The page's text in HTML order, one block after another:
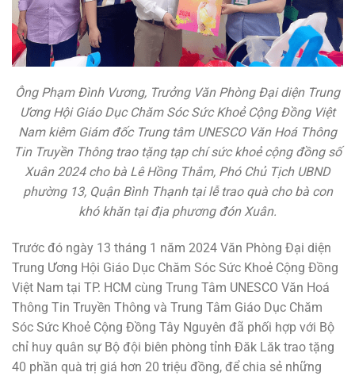
Ông Phạm Đình Vương, Trưởng Văn Phòng Đại diện Trung
Ương Hội Giáo Dục Chăm Sóc Sức Khoẻ Cộng Đồng Việt
Nam kiêm Giám đốc Trung tâm UNESCO Văn Hoá Thông
Tin Truyền Thông trao tặng tạp chí sức khoẻ cộng đồng số
Xuân 2024 cho bà Lê Hồng Thắm, Phó Chủ Tịch UBND
phường 13, Quận Bình Thạnh tại lễ trao quà cho bà con
khó khăn tại địa phương đón Xuân.
Trước đó ngày 13 tháng 1 năm 2024 Văn Phòng Đại diện
Trung Ương Hội Giáo Dục Chăm Sóc Sức Khoẻ Cộng Đồng
Việt Nam tại TP. HCM cùng Trung Tâm UNESCO Văn Hoá
Thông Tin Truyền Thông và Trung Tâm Giáo Dục Chăm
Sóc Sức Khoẻ Cộng Đồng Tây Nguyên đã phối hợp với Bộ
chỉ huy quân sự Bộ đội biên phòng tỉnh Đăk Lăk trao tặng
40 phần quà trị giá hơn 20 triệu đồng, để chia sẻ những